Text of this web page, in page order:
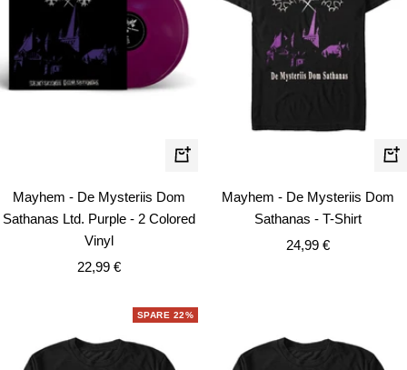
In
Warenkorb
Mayhem - De Mysteriis Dom
Sathanas Ltd. Purple - 2 Colored
Vinyl
Angebotspreis
22,99 €
Mayhem - De Mysteriis Dom
Sathanas - T-Shirt
Angebotspreis
24,99 €
SPARE 22%